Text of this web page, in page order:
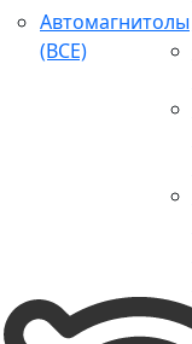
Автомагнитолы
(ВСЕ)